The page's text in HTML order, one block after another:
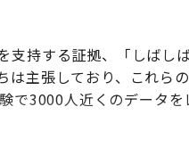
持する証拠、「しばしば
は主張しており、これら
で3000人近くのデータ